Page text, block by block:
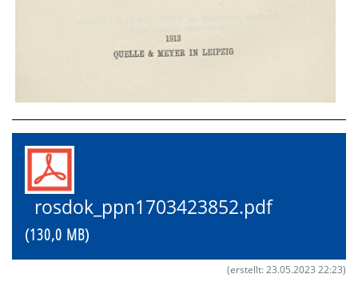
rosdok_ppn1703423852.pdf
(130,0 MB)
(erstellt: 23.05.2023 22:23)